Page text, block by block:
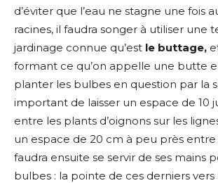
d’éviter que l’eau ne stagne une fois
racines, il faudra songer à utiliser une
jardinage connue qu’est le buttage,
formant ce qu’on appelle une butte
planter les bulbes en question par la
important de laisser un espace de 10
entre les plants d’oignons sur les
un espace de 20 cm à peu près
faudra ensuite se servir de ses mains
bulbes : la pointe de ces derniers